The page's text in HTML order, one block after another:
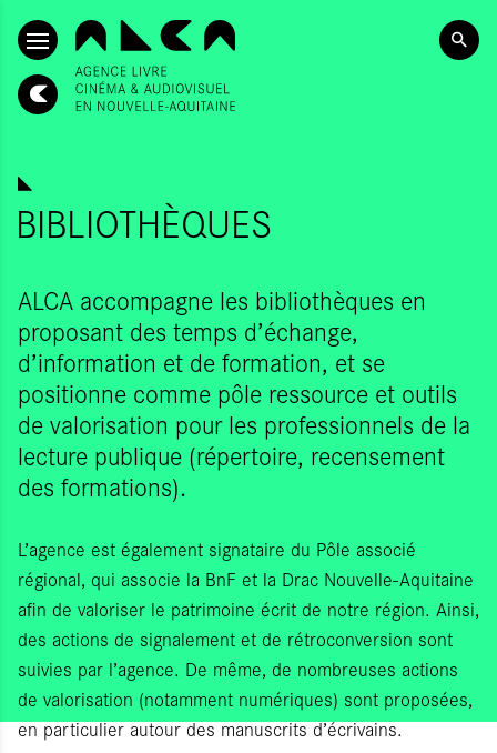
ALLER AU CONTENU PRINCIPAL
BIBLIOTHÈQUES
ALCA accompagne les bibliothèques en
proposant des temps d’échange,
d’information et de formation, et se
positionne comme pôle ressource et outils
de valorisation pour les professionnels de la
lecture publique (répertoire, recensement
des formations).
L’agence est également signataire du Pôle associé
régional, qui associe la BnF et la Drac Nouvelle-Aquitaine
afin de valoriser le patrimoine écrit de notre région. Ainsi,
des actions de signalement et de rétroconversion sont
suivies par l’agence. De même, de nombreuses actions
de valorisation (notamment numériques) sont proposées,
en particulier autour des manuscrits d’écrivains.